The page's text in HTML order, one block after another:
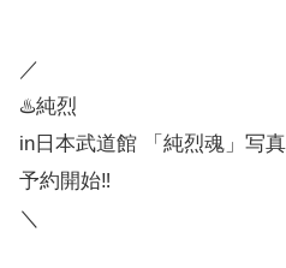
／
♨️純烈
in日本武道館 「純烈魂」写
予約開始‼️
＼